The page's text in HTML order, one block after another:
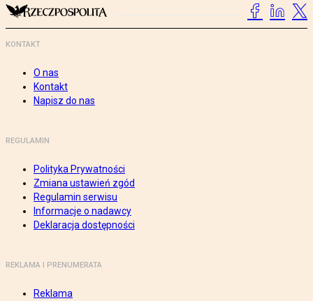
KONTAKT
O nas
Kontakt
Napisz do nas
REGULAMIN
Polityka Prywatności
Zmiana ustawień zgód
Regulamin serwisu
Informacje o nadawcy
Deklaracja dostępności
REKLAMA I PRENUMERATA
Reklama